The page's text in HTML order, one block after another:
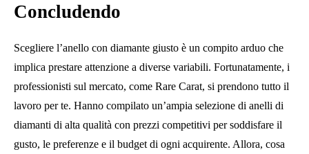
Concludendo
Scegliere l’anello con diamante giusto è un compito arduo che
implica prestare attenzione a diverse variabili. Fortunatamente, i
professionisti sul mercato, come Rare Carat, si prendono tutto il
lavoro per te. Hanno compilato un’ampia selezione di anelli di
diamanti di alta qualità con prezzi competitivi per soddisfare il
gusto, le preferenze e il budget di ogni acquirente. Allora, cosa